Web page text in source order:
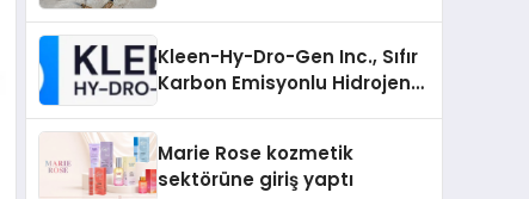
Kleen-Hy-Dro-Gen Inc., Sıfır
Karbon Emisyonlu Hidrojen
Aldı
Marie Rose kozmetik
sektörüne giriş yaptı